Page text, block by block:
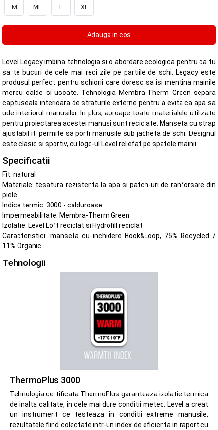
M ML L XL
Level Legacy imbina tehnologia si o abordare ecologica pentru ca tu
sa te bucuri de cele mai reci zile pe partiile de schi. Legacy este
produsul perfect pentru schiorii care doresc sa isi mentina mainile
mereu calde si uscate. Tehnologia Membra-Therm Green separa
captuseala interioara de straturile externe pentru a evita ca apa sa
ude interiorul manusilor. In plus, aproape toate materialele utilizate
pentru proiectarea acestei manusi sunt reciclate. Manseta cu strap
ajustabil iti permite sa porti manusile sub jacheta de schi. Designul
este clasic si sportiv, cu logo-ul Level reliefat pe spatele mainii.
Specificatii
Fit: natural
Materiale: tesatura rezistenta la apa si patch-uri de ranforsare din
piele
Indice termic: 3000 - calduroase
Impermeabilitate: Membra-Therm Green
Izolatie: Level Loft reciclat si Hydrofill reciclat
Caracteristici: manseta cu inchidere Hook&Loop, 75% Recycled /
11% Organic
Tehnologii
ThermoPlus 3000
Tehnologia certificata ThermoPlus garanteaza izolatie termica
de inalta calitate, in cele mai dure conditii meteo. Level a creat
un instrument ce testeaza in conditii extreme manusile,
rezultatele fiind colectate intr-un index de eficienta in raport cu